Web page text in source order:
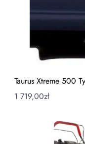
Taurus Xtreme 500
1 719,00zł